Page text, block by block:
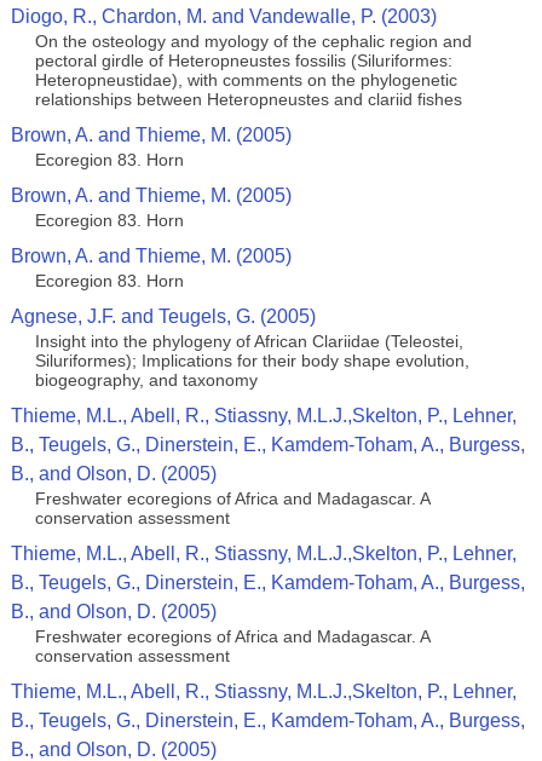
Diogo, R., Chardon, M. and Vandewalle, P. (2003)
On the osteology and myology of the cephalic region and
pectoral girdle of Heteropneustes fossilis (Siluriformes:
Heteropneustidae), with comments on the phylogenetic
relationships between Heteropneustes and clariid fishes
Brown, A. and Thieme, M. (2005)
Ecoregion 83. Horn
Brown, A. and Thieme, M. (2005)
Ecoregion 83. Horn
Brown, A. and Thieme, M. (2005)
Ecoregion 83. Horn
Agnese, J.F. and Teugels, G. (2005)
Insight into the phylogeny of African Clariidae (Teleostei,
Siluriformes); Implications for their body shape evolution,
biogeography, and taxonomy
Thieme, M.L., Abell, R., Stiassny, M.L.J.,Skelton, P., Lehner,
B., Teugels, G., Dinerstein, E., Kamdem-Toham, A., Burgess,
B., and Olson, D. (2005)
Freshwater ecoregions of Africa and Madagascar. A
conservation assessment
Thieme, M.L., Abell, R., Stiassny, M.L.J.,Skelton, P., Lehner,
B., Teugels, G., Dinerstein, E., Kamdem-Toham, A., Burgess,
B., and Olson, D. (2005)
Freshwater ecoregions of Africa and Madagascar. A
conservation assessment
Thieme, M.L., Abell, R., Stiassny, M.L.J.,Skelton, P., Lehner,
B., Teugels, G., Dinerstein, E., Kamdem-Toham, A., Burgess,
B., and Olson, D. (2005)